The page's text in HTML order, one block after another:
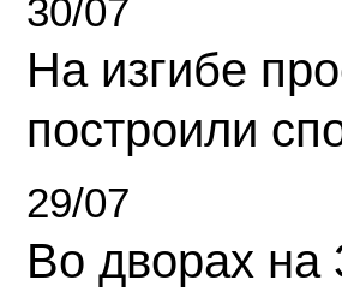
30/07
На изгибе
построили
29/07
Во дворах на